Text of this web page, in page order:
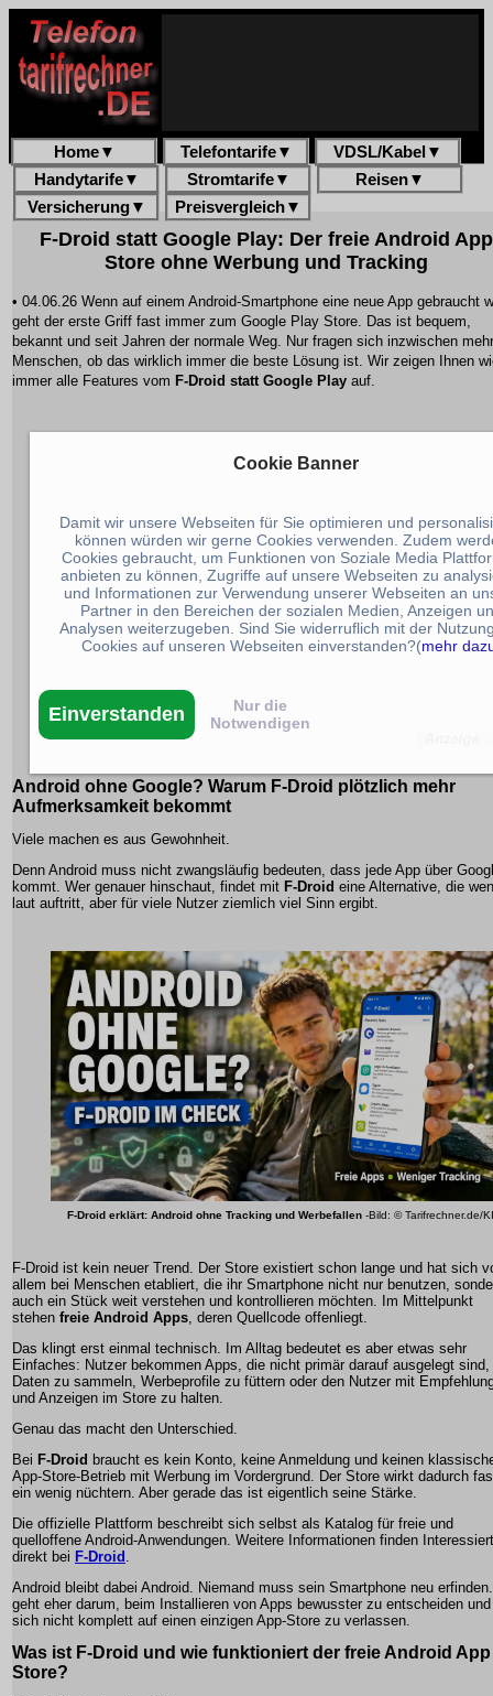
Home▼ Telefontarife▼ VDSL/Kabel ▼
Handytarife▼ Stromtarife▼ Reisen▼
Versicherung▼ Preisvergleich▼
F-Droid statt Google Play: Der freie Android App
Store ohne Werbung und Tracking
• 04.06.26 Wenn auf einem Android-Smartphone eine neue App gebraucht
geht der erste Griff fast immer zum Google Play Store. Das ist bequem,
bekannt und seit Jahren der normale Weg. Nur fragen sich inzwischen mehr
Menschen, ob das wirklich immer die beste Lösung ist. Wir zeigen Ihnen
immer alle Features vom F-Droid statt Google Play auf.
Android ohne Google? Warum F-Droid plötzlich mehr
Aufmerksamkeit bekommt
Viele machen es aus Gewohnheit.
Denn Android muss nicht zwangsläufig bedeuten, dass jede App über
kommt. Wer genauer hinschaut, findet mit F-Droid eine Alternative, die
laut auftritt, aber für viele Nutzer ziemlich viel Sinn ergibt.
F-Droid erklärt: Android ohne Tracking und Werbefallen -Bild: © Tarifrechner.de/KI
F-Droid ist kein neuer Trend. Der Store existiert schon lange und hat sich
allem bei Menschen etabliert, die ihr Smartphone nicht nur benutzen,
auch ein Stück weit verstehen und kontrollieren möchten. Im Mittelpunkt
stehen freie Android Apps, deren Quellcode offenliegt.
Das klingt erst einmal technisch. Im Alltag bedeutet es aber etwas sehr
Einfaches: Nutzer bekommen Apps, die nicht primär darauf ausgelegt sind,
Daten zu sammeln, Werbeprofile zu füttern oder den Nutzer mit
und Anzeigen im Store zu halten.
Genau das macht den Unterschied.
Bei F-Droid braucht es kein Konto, keine Anmeldung und keinen
App-Store-Betrieb mit Werbung im Vordergrund. Der Store wirkt dadurch
ein wenig nüchtern. Aber gerade das ist eigentlich seine Stärke.
Die offizielle Plattform beschreibt sich selbst als Katalog für freie und
quelloffene Android-Anwendungen. Weitere Informationen finden
direkt bei F-Droid .
Android bleibt dabei Android. Niemand muss sein Smartphone neu
geht eher darum, beim Installieren von Apps bewusster zu entscheiden und
sich nicht komplett auf einen einzigen App-Store zu verlassen.
Was ist F-Droid und wie funktioniert der freie Android App
Store?
Cookie Banner
Damit wir unsere Webseiten für Sie optimieren und
können würden wir gerne Cookies verwenden. Zudem
Cookies gebraucht, um Funktionen von Soziale Media
anbieten zu können, Zugriffe auf unsere Webseiten zu
und Informationen zur Verwendung unserer Webseiten an
Partner in den Bereichen der sozialen Medien, Anzeigen
Analysen weiterzugeben. Sind Sie widerruflich mit der
Cookies auf unseren Webseiten einverstanden?(mehr
Einverstanden
Nur die
Notwendigen